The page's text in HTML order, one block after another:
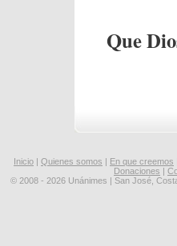
Que
Inicio | Quienes somos | En que creemos
Donaciones |
© 2008 - 2026 Unánimes | San José,